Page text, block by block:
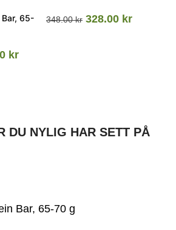
65-
kr
348.00kr 328.00 kr
DU NYLIG HAR SETT PÅ
Bar, 65-70 g